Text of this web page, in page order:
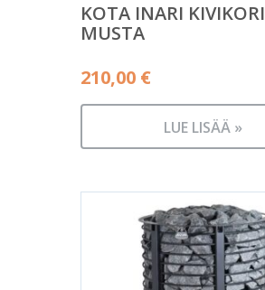
KOTA INARI KIVIKORI
MUSTA
210,00 €
LUE LISÄÄ »